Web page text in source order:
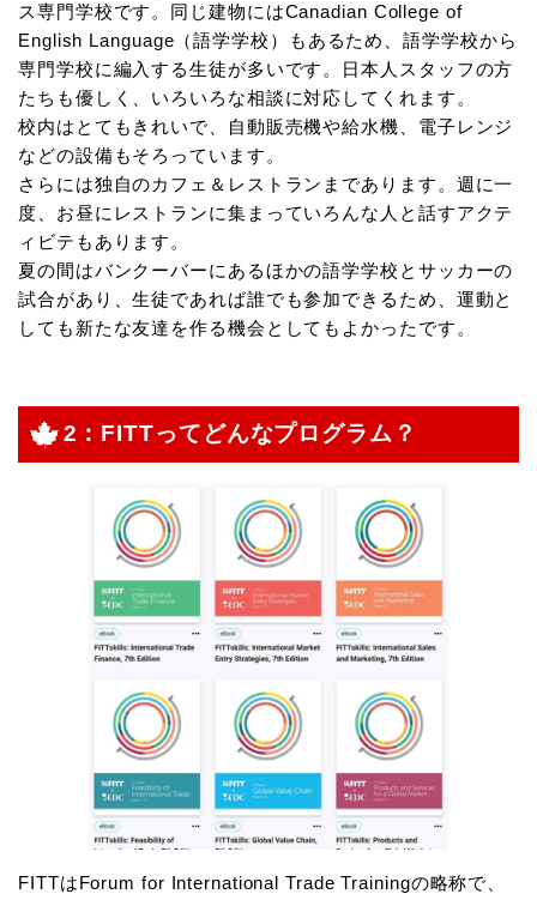
ス専門学校です。同じ建物にはCanadian College of
English Language（語学学校）もあるため、語学学校から
専門学校に編入する生徒が多いです。日本人スタッフの方
たちも優しく、いろいろな相談に対応してくれます。
校内はとてもきれいで、自動販売機や給水機、電子レンジ
などの設備もそろっています。
さらには独自のカフェ＆レストランまであります。週に一
度、お昼にレストランに集まっていろんな人と話すアクテ
ィビテもあります。
夏の間はバンクーバーにあるほかの語学学校とサッカーの
試合があり、生徒であれば誰でも参加できるため、運動と
しても新たな友達を作る機会としてもよかったです。
2：FITTってどんなプログラム？
FITTはForum for International Trade Trainingの略称で、